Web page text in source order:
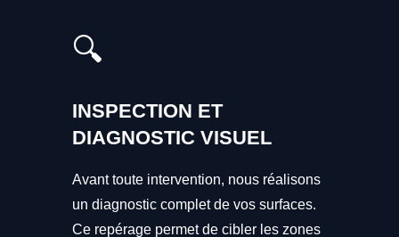
🔍
INSPECTION ET
DIAGNOSTIC VISUEL
Avant toute intervention, nous réalisons
un diagnostic complet de vos surfaces.
Ce repérage permet de cibler les zones